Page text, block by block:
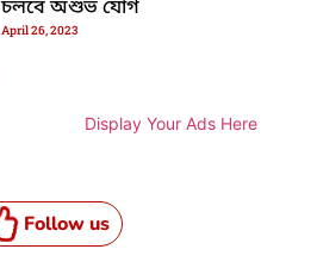
চলবে অশুভ যোগ
April 26, 2023
Display Your Ads Here
Follow us